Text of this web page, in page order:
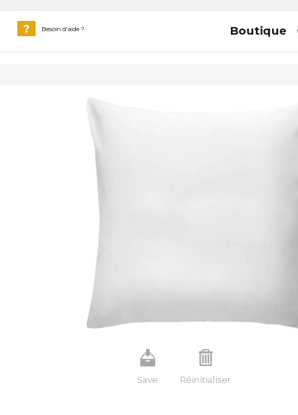
? Besoin d'aide ? Boutique
save
Save
delete
Réinitialiser